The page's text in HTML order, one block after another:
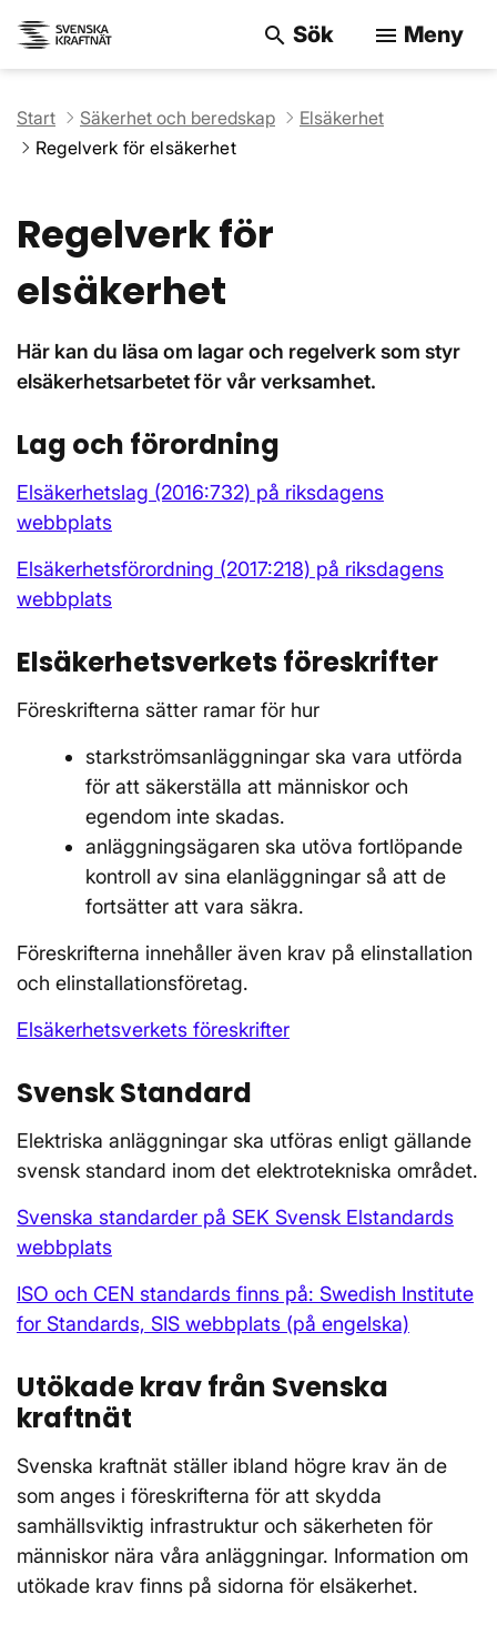
search Sök menu Meny
Start Säkerhet och beredskap
Elsäkerhet
Regelverk för elsäkerhet
Regelverk för
elsäkerhet
Här kan du läsa om lagar och regelverk som styr
elsäkerhetsarbetet för vår verksamhet.
Lag och förordning
Elsäkerhetslag (2016:732) på riksdagens
webbplats
Elsäkerhetsförordning (2017:218) på riksdagens
webbplats
Elsäkerhetsverkets föreskrifter
Föreskrifterna sätter ramar för hur
starkströmsanläggningar ska vara utförda
för att säkerställa att människor och
egendom inte skadas.
anläggningsägaren ska utöva fortlöpande
kontroll av sina elanläggningar så att de
fortsätter att vara säkra.
Föreskrifterna innehåller även krav på elinstallation
och elinstallationsföretag.
Elsäkerhetsverkets föreskrifter
Svensk Standard
Elektriska anläggningar ska utföras enligt gällande
svensk standard inom det elektrotekniska området.
Svenska standarder på SEK Svensk Elstandards
webbplats
ISO och CEN standards finns på: Swedish Institute
for Standards, SIS webbplats (på engelska)
Utökade krav från Svenska
kraftnät
Svenska kraftnät ställer ibland högre krav än de
som anges i föreskrifterna för att skydda
samhällsviktig infrastruktur och säkerheten för
människor nära våra anläggningar. Information om
utökade krav finns på sidorna för elsäkerhet.